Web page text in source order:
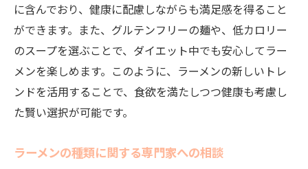
に含んでおり、健康に配慮しながらも満足感を得ること
ができます。また、グルテンフリーの麺や、低カロリー
のスープを選ぶことで、ダイエット中でも安心してラー
メンを楽しめます。このように、ラーメンの新しいトレ
ンドを活用することで、食欲を満たしつつ健康も考慮し
た賢い選択が可能です。
ラーメンの種類に関する専門家への相談